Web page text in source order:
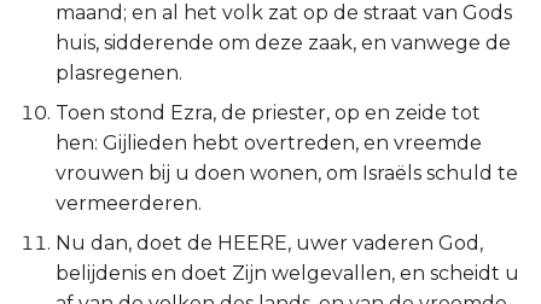
2 Johannes
3 Johannes
Judas
Openbaring
maand; en al het volk zat op de straat van Gods
huis, sidderende om deze zaak, en vanwege de
plasregenen.
Toen stond Ezra, de priester, op en zeide tot
hen: Gijlieden hebt overtreden, en vreemde
vrouwen bij u doen wonen, om Israëls schuld te
vermeerderen.
Nu dan, doet de HEERE, uwer vaderen God,
belijdenis en doet Zijn welgevallen, en scheidt u